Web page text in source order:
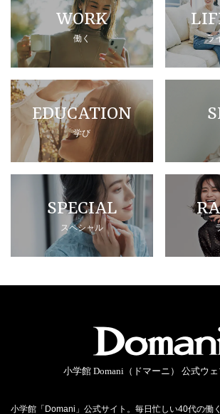
WORK
働く ラ
EDUCATION
学び
SPECIAL
スペシャル
小学館 Domani（ドマーニ） 公式ウェ
小学館「Domani」公式サイト。毎日忙しい40代の働